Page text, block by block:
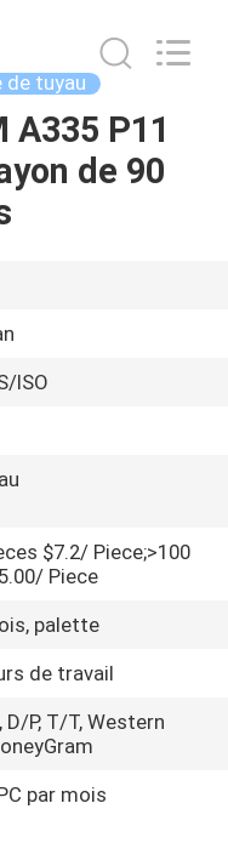
de tuyau
P11
de 90
ISO
$7.2/ Piece;>100
Piece
palette
de travail
D/P, T/T, Western
par mois